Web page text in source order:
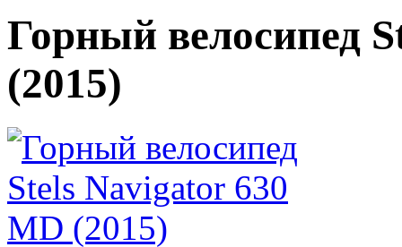
Горный велосипед
(2015)